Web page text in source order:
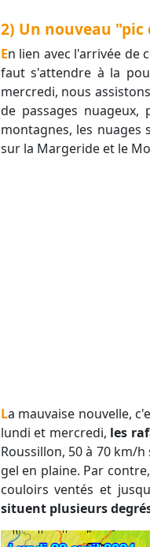
2) Un nouveau
En lien avec l'arrivée de cette deuxième goutte froide, plus dynamique que celle que l'on vient de connaître, il
faut s'attendre à la
mercredi, nous
de passages
montagnes, les nuages
sur la Margeride et le
La mauvaise nouvelle, c'est que ce flux engendre la poursuite de l'épisode de mistral et de tramontane. Entre
lundi et mercredi, les
Roussillon, 50 à 70 km/
gel en plaine. Par
couloirs ventés et
situent plusieurs